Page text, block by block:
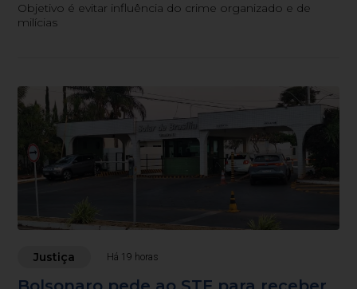
Objetivo é evitar influência do crime organizado e de
milícias
Justiça Há 19 horas